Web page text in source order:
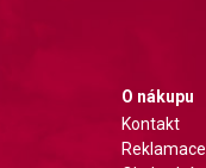
O nákupu
Kontakt
Reklamace